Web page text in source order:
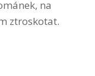
na
ztroskotat.